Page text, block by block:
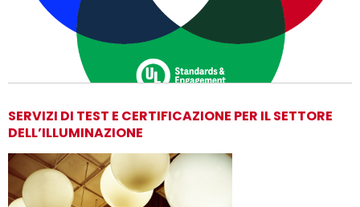
Adesso siamo UL Solutions
Promuovere le scienze della sicurezza e permettere ai nostri
clienti di innovare con sicurezza.
Per saperne di più
SERVIZI DI TEST E CERTIFICAZIONE PER IL SETTORE
DELL’ILLUMINAZIONE